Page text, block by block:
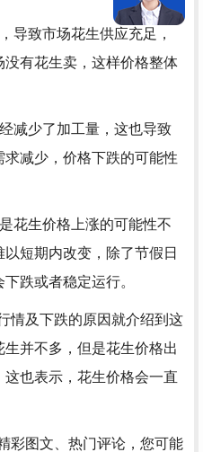
导致市场花生供应充足，
有花生卖，这样价格整体
减少了加工量，这也导致
减少，价格下跌的可能性
花生价格上涨的可能性不
短期内改变，除了节假日
跌或者稳定运行。
情及下跌的原因就介绍到这
并不多，但是花生价格出
也表示，花生价格会一直
彩图文、热门评论，您可能